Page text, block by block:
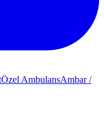
Özel AmbulansAmbar /